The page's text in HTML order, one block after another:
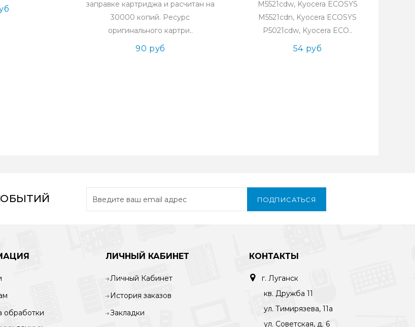
заправке картриджа и расчитан на
30000 копий. Ресурс
оригинального картри..
90 руб
M5521cdw, Kyocera ECOSYS
M5521cdn, Kyocera ECOSYS
P5021cdw, Kyocera ECO..
54 руб
ПОДПИСАТЬСЯ
обработки
ЛИЧНЫЙ КАБИНЕТ
Личный Кабинет
История заказов
Закладки
КОНТАКТЫ
г. Луганск
кв. Дружба 11
ул. Тимирязева, 11а
ул. Советская, д. 6